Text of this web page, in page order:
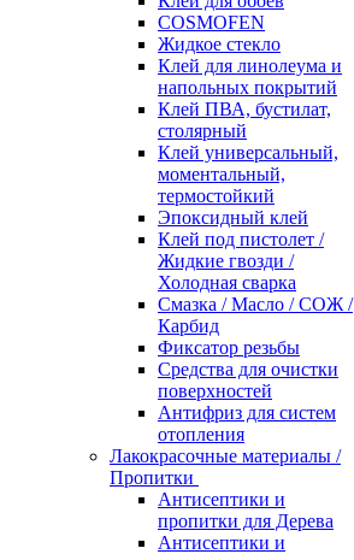
COSMOFEN
Жидкое стекло
Клей для линолеума и
напольных покрытий
Клей ПВА, бустилат,
столярный
Клей универсальный,
моментальный,
термостойкий
Эпоксидный клей
Клей под пистолет /
Жидкие гвозди /
Холодная сварка
Смазка / Масло / СОЖ /
Карбид
Фиксатор резьбы
Средства для очистки
поверхностей
Антифриз для систем
отопления
Лакокрасочные материалы /
Пропитки
Антисептики и
пропитки для Дерева
Антисептики и